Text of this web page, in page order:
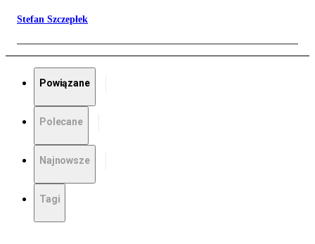
Stefan Szczepłek
Powiązane
Polecane
Najnowsze
Tagi